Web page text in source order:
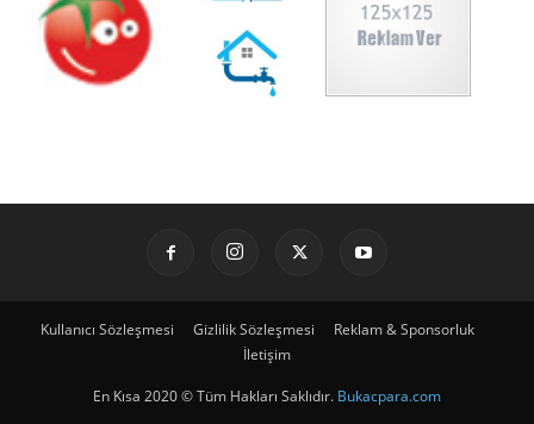
Kullanıcı Sözleşmesi Gizlilik Sözleşmesi
Reklam & Sponsorluk
İletişim
En Kısa 2020 © Tüm Hakları Saklıdır. Bukacpara.com